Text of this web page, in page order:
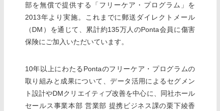
部を無償で提供する「フリーケア・プログラム」を
2013年より実施。これまでに郵送ダイレクトメール
（DM）を通じて、累計約135万人のPonta会員に傷害
保険にご加入いただいています。
10年以上にわたるPontaのフリーケア・プログラムの
取り組みと成果について、データ活用によるセグメン
ト設計やDMクリエイティブ改善を中心に、同社ホール
セールス事業本部 営業部 提携ビジネス課の栗下綾香